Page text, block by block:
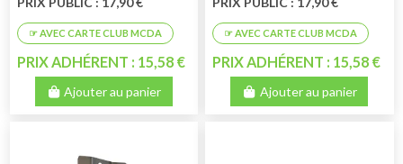
PRIX ADHÉRENT : 15,58 €
Ajouter au panier
PRIX ADHÉRENT : 15,58 €
Ajouter au panier